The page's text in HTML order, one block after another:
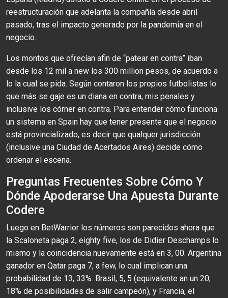
reestructuración que adelanta la compañía desde abril
pasado, tras el impacto generado por la pandemia en el
negocio.
Los montos que ofrecían afin de “patear en contra” iban
desde los 12 mil a new los 300 million pesos, de acuerdo a
lo la cual se pida. Según contaron los propios futbolistas lo
que más se gaje es un diana en contra, mis penales y
inclusive los córner en contra. Para entender cómo funciona
un sistema en Spain hay que tener presente que el negocio
está provincializado, es decir que qualquer jurisdicción
(inclusive una Ciudad de Acertados Aires) decide cómo
ordenar el escena.
Preguntas Frecuentes Sobre Cómo Y
Dónde Apoderarse Una Apuesta Durante
Codere
Luego en BetWarrior los números son parecidos ahora que
la Scaloneta paga 2, eighty five, los de Didier Deschamps lo
mismo y la coincidencia nuevamente está en 3, 00. Argentina
ganador en Qatar paga 7, a few, lo cual implican una
probabilidad de 13, 33%. Brasil, 5, 5 (equivalente an un 20,
18% de posibilidades de salir campeón), y Francia, el